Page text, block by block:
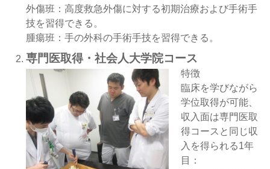
外傷班：高度救急外傷に対する初期治療および手術手
技を習得できる。
腫瘍班：手の外科の手術手技を習得できる。
専門医取得・社会人大学院コース
特徴
臨床を学びながら
学位取得が可能、
収入面は専門医取
得コースと同じ収
入を得られる1年
目：